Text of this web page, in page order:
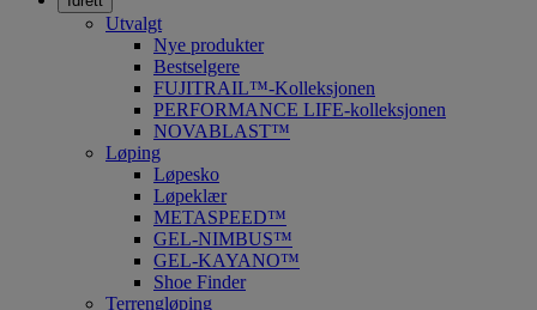
Utvalgt
Nye produkter
Bestselgere
FUJITRAIL™-Kolleksjonen
PERFORMANCE LIFE-kolleksjonen
NOVABLAST™
Løping
Løpesko
Løpeklær
METASPEED™
GEL-NIMBUS™
GEL-KAYANO™
Shoe Finder
Terrengløping